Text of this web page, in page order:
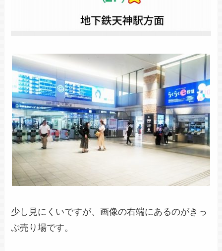
少し見にくいですが、画像の右端にあるのがきっ
ぷ売り場です。